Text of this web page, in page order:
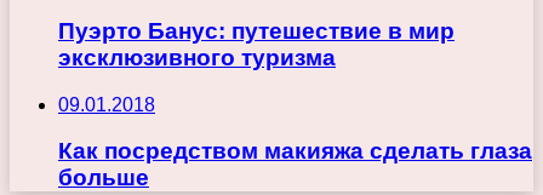
Пуэрто Банус: путешествие в мир
эксклюзивного туризма
09.01.2018
Как посредством макияжа сделать глаза
больше